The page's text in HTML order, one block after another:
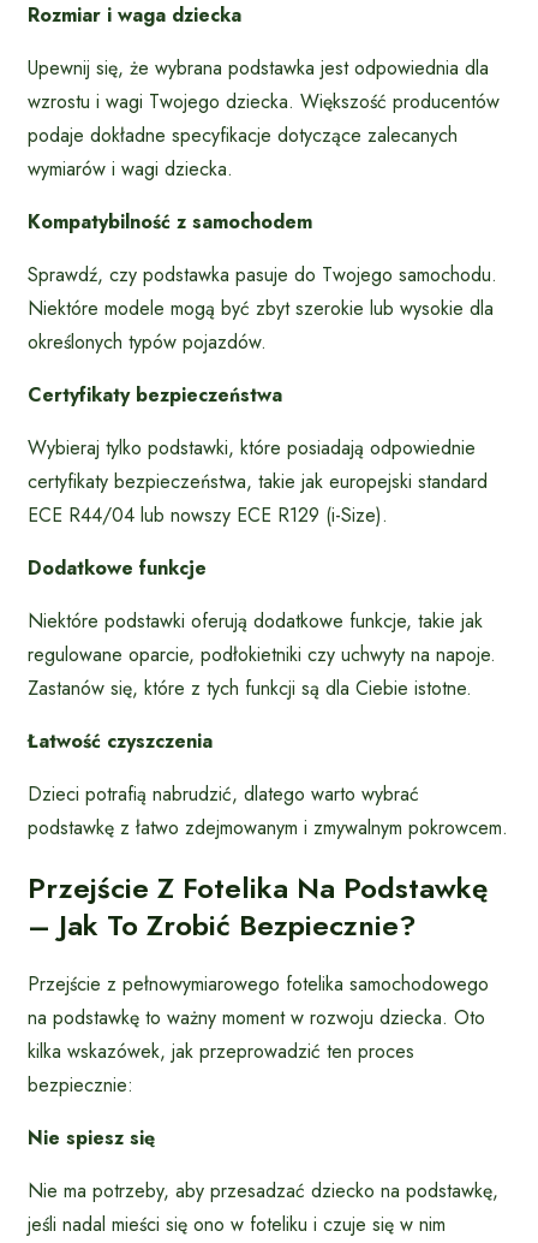
Rozmiar i waga dziecka
Upewnij się, że wybrana podstawka jest odpowiednia dla
wzrostu i wagi Twojego dziecka. Większość producentów
podaje dokładne specyfikacje dotyczące zalecanych
wymiarów i wagi dziecka.
Kompatybilność z samochodem
Sprawdź, czy podstawka pasuje do Twojego samochodu.
Niektóre modele mogą być zbyt szerokie lub wysokie dla
określonych typów pojazdów.
Certyfikaty bezpieczeństwa
Wybieraj tylko podstawki, które posiadają odpowiednie
certyfikaty bezpieczeństwa, takie jak europejski standard
ECE R44/04 lub nowszy ECE R129 (i-Size).
Dodatkowe funkcje
Niektóre podstawki oferują dodatkowe funkcje, takie jak
regulowane oparcie, podłokietniki czy uchwyty na napoje.
Zastanów się, które z tych funkcji są dla Ciebie istotne.
Łatwość czyszczenia
Dzieci potrafią nabrudzić, dlatego warto wybrać
podstawkę z łatwo zdejmowanym i zmywalnym pokrowcem.
Przejście Z Fotelika Na Podstawkę
– Jak To Zrobić Bezpiecznie?
Przejście z pełnowymiarowego fotelika samochodowego
na podstawkę to ważny moment w rozwoju dziecka. Oto
kilka wskazówek, jak przeprowadzić ten proces
bezpiecznie:
Nie spiesz się
Nie ma potrzeby, aby przesadzać dziecko na podstawkę,
jeśli nadal mieści się ono w foteliku i czuje się w nim